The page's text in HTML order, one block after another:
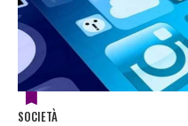
SOCIETÀ